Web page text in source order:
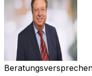
Beratungsversprechen